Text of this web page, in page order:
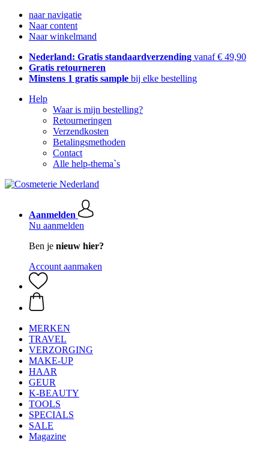
naar navigatie
Naar content
Naar winkelmand
Nederland: Gratis standaardverzending vanaf € 49,90
Gratis retourneren
Minstens 1 gratis sample bij elke bestelling
Help
Waar is mijn bestelling?
Retourneringen
Verzendkosten
Betalingsmethoden
Contact
Alle help-thema`s
Aanmelden
Nu aanmelden
Ben je nieuw hier?
Account aanmaken
MERKEN
TRAVEL
VERZORGING
MAKE-UP
HAAR
GEUR
K-BEAUTY
TOOLS
SPECIALS
SALE
Magazine